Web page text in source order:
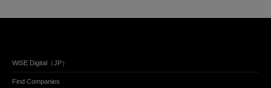
WiSE Digital（JP）
Find Companies